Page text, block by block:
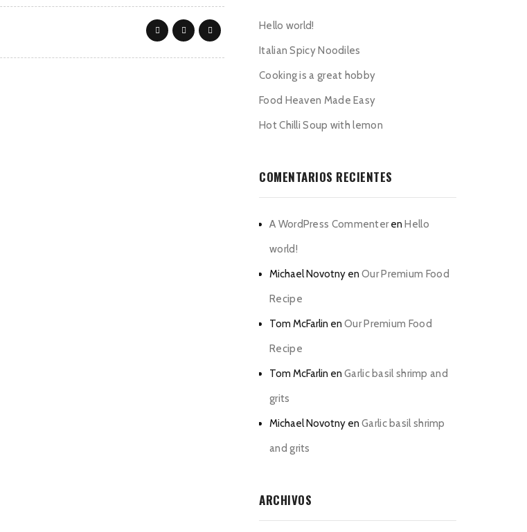
Hello world!
Italian Spicy Noodiles
Cooking is a great hobby
Food Heaven Made Easy
Hot Chilli Soup with lemon
COMENTARIOS RECIENTES
A WordPress CommenterenHello
world!
Michael Novotny en Our Premium Food
Recipe
Tom McFarlin en Our Premium Food
Recipe
Tom McFarlin en Garlic basil shrimp and
grits
Michael Novotny en Garlic basil shrimp
and grits
ARCHIVOS